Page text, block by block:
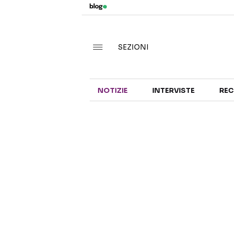
SEZIONI
NOTIZIE INTERVISTE